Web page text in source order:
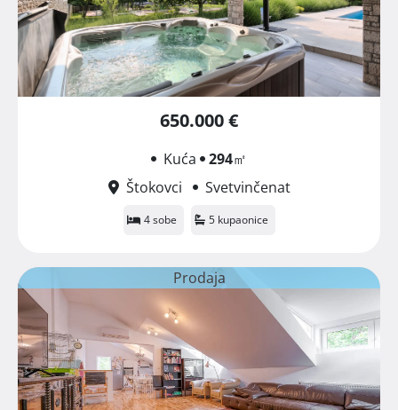
650.000 €
Kuća 294㎡
Štokovci
Svetvinčenat
4 sobe 5 kupaonice
Prodaja